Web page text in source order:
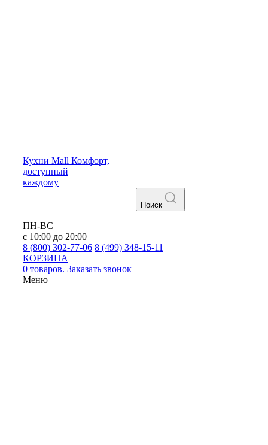
Кухни Mall Комфорт,
доступный
каждому
Поиск
ПН-ВС
с 10:00 до 20:00
8 (800) 302-77-06 8 (499) 348-15-11
КОРЗИНА
0 товаров. Заказать звонок
Меню